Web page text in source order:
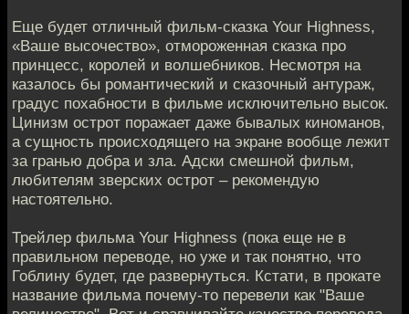
Еще будет отличный фильм-сказка Your Highness,
«Ваше высочество», отмороженная сказка про
принцесс, королей и волшебников. Несмотря на
казалось бы романтический и сказочный антураж,
градус похабности в фильме исключительно высок.
Цинизм острот поражает даже бывалых киноманов,
а сущность происходящего на экране вообще лежит
за гранью добра и зла. Адски смешной фильм,
любителям зверских острот – рекомендую
настоятельно.
Трейлер фильма Your Highness (пока еще не в
правильном переводе, но уже и так понятно, что
Гоблину будет, где развернуться. Кстати, в прокате
название фильма почему-то перевели как "Ваше